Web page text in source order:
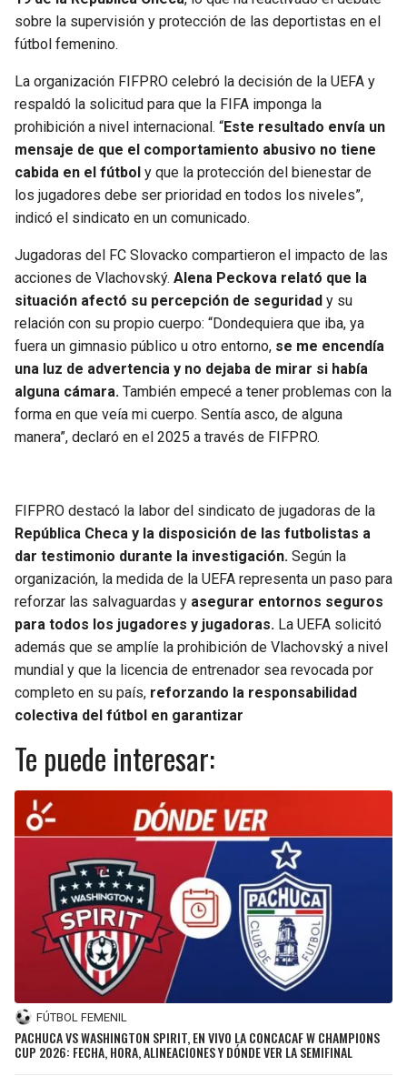
sobre la supervisión y protección de las deportistas en el
fútbol femenino.
La organización FIFPRO celebró la decisión de la UEFA y
respaldó la solicitud para que la FIFA imponga la
prohibición a nivel internacional. “Este resultado envía un
mensaje de que el comportamiento abusivo no tiene
cabida en el fútbol y que la protección del bienestar de
los jugadores debe ser prioridad en todos los niveles”,
indicó el sindicato en un comunicado.
Jugadoras del FC Slovacko compartieron el impacto de las
acciones de Vlachovský. Alena Peckova relató que la
situación afectó su percepción de seguridad y su
relación con su propio cuerpo: “Dondequiera que iba, ya
fuera un gimnasio público u otro entorno, se me encendía
una luz de advertencia y no dejaba de mirar si había
alguna cámara. También empecé a tener problemas con la
forma en que veía mi cuerpo. Sentía asco, de alguna
manera”, declaró en el 2025 a través de FIFPRO.
FIFPRO destacó la labor del sindicato de jugadoras de la
República Checa y la disposición de las futbolistas a
dar testimonio durante la investigación. Según la
organización, la medida de la UEFA representa un paso para
reforzar las salvaguardas y asegurar entornos seguros
para todos los jugadores y jugadoras. La UEFA solicitó
además que se amplíe la prohibición de Vlachovský a nivel
mundial y que la licencia de entrenador sea revocada por
completo en su país, reforzando la responsabilidad
colectiva del fútbol en garantizar
Te puede interesar:
FÚTBOL FEMENIL
PACHUCA VS WASHINGTON SPIRIT, EN VIVO LA CONCACAF W CHAMPIONS
CUP 2026: FECHA, HORA, ALINEACIONES Y DÓNDE VER LA SEMIFINAL